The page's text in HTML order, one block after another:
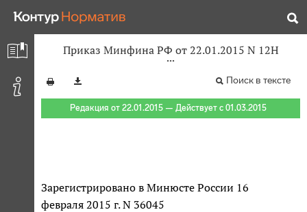
Приказ Минфина РФ от 22.01.2015 N 12Н
Поиск в тексте
Редакция от 22.01.2015 — Действует с 01.03.2015
Зарегистрировано в Минюсте России 16
февраля 2015 г. N 36045